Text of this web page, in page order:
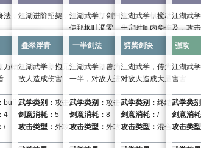
攻击伤害
自身气血上限，为自己添
法，修习可增加自身防御
身法
/
1.0
1.0
江湖进阶招架，修习可增加自身定力，强化免伤
武学类别：招架
剑意消耗：
攻击类型： /
根骨：10
定力上限： 1200
招架系数： 24.16%
江湖武学，剑扫寰宇，引枫叶翩翩，萦
使那枫叶凋零，化为尘土，加快自身行
提前取消
武学类别： buff
剑意消耗： 2
武学效果：
提高自身 20%行动增长速度，每次攻击
江湖武学，搅动落枫于
一定时间内免伤
武学类别：
剑意消耗： 4
攻击类型：外攻
武学效果：
受到武功伤害时免疫受
攻伤害，持续两息
江湖武
及，攻
武学类别
剑意消耗
攻击类型
武学效果
攻击时
霜叶寒
伤
，迅速攻击对方，造成伤
万物复苏，休养生息，恢复自身气血，概
buff
4
/
叠翠浮青
叠翠浮青
江湖武学，抱元守一，意随心动，连续回旋打击，对
敌人造成伤害
武学类别： 攻击
剑意消耗： 5
攻击类型： 外攻
一半剑法
一半剑法
江湖武学，曾为江湖绝学，奈何早年流
一半，对敌人进行多次伤害
武学类别： 攻击
剑意消耗： 8
攻击类型： 外攻
劈柴剑诀
劈柴剑诀
江湖武学，传为樵夫所
对敌人造成大量伤害
武学类别： 终结技
剑意消耗： /
攻击类型： 混合
强攻
强攻
江湖武
害
武学类别
剑意消耗
攻击类型